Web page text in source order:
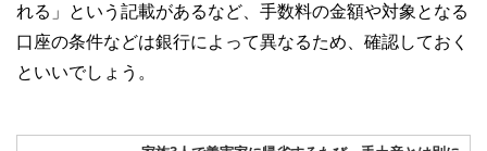
れる」という記載があるなど、手数料の金額や対象となる
口座の条件などは銀行によって異なるため、確認しておく
といいでしょう。